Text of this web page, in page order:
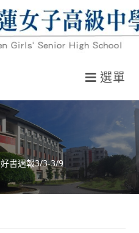
選單
好書週報3/3-3/9